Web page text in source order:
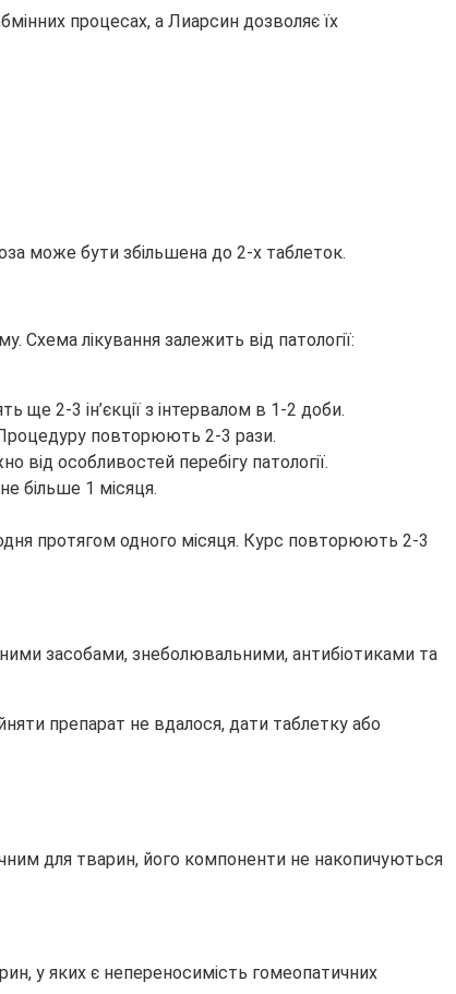
процесах, а Лиарсин дозволяє їх
може бути збільшена до 2-х таблеток.
Схема лікування залежить від патології:
2-3 ін’єкції з інтервалом в 1-2 доби.
повторюють 2-3 рази.
від особливостей перебігу патології.
більше 1 місяця.
протягом одного місяця. Курс повторюють 2-3
засобами, знеболювальними, антибіотиками та
препарат не вдалося, дати таблетку або
для тварин, його компоненти не накопичуються
у яких є непереносимість гомеопатичних